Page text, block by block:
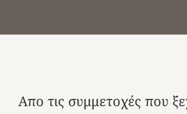
Απο τις συμμετοχές που